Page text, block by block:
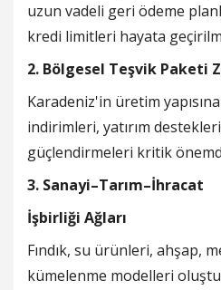
uzun vadeli geri ödeme
kredi limitleri hayata
2. Bölgesel Teşvik Paketi
Karadeniz'in üretim
indirimleri, yatırım
güçlendirmeleri kritik
3. Sanayi–Tarım–İhracat
İşbirliği Ağları
Fındık, su ürünleri, ahşap,
kümelenme modelleri